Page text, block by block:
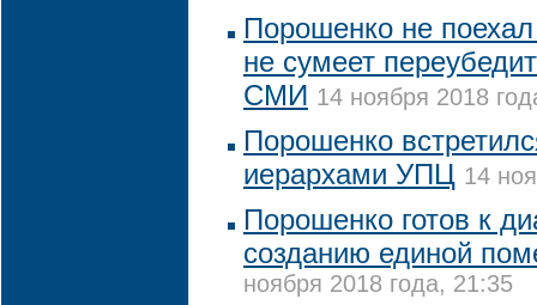
Порошенко не
не сумеет
СМИ 14 ноября 2018
Порошенко
иерархами УПЦ 14
Порошенко готов к
созданию единой
ноября 2018 года, 21:35